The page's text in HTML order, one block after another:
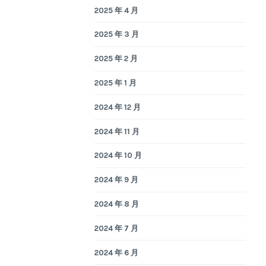
2025 年 4 月
2025 年 3 月
2025 年 2 月
2025 年 1 月
2024 年 12 月
2024 年 11 月
2024 年 10 月
2024 年 9 月
2024 年 8 月
2024 年 7 月
2024 年 6 月